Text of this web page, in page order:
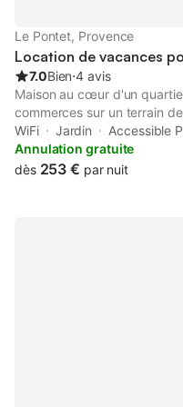
de toilette et serviettes de
départ sont flexibles. Le che
Le Pontet, Provence
Location de vacances
7.0Bien⋅4 avis
Maison au cœur d'un
commerces sur un terrain
suite parentale avec lit
chambre avec lit double
canapé lit dans le séjour
WiFi Jardin
Accessible
Annulation gratuite
dès 253 € par nuit